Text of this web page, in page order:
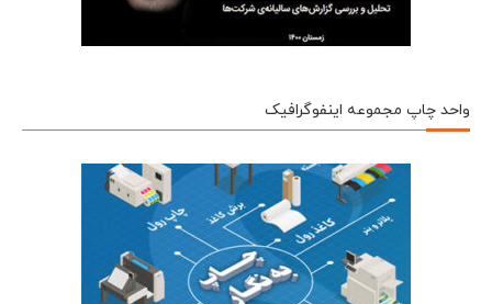
واحد چاپ مجموعه اینفوگرافیک